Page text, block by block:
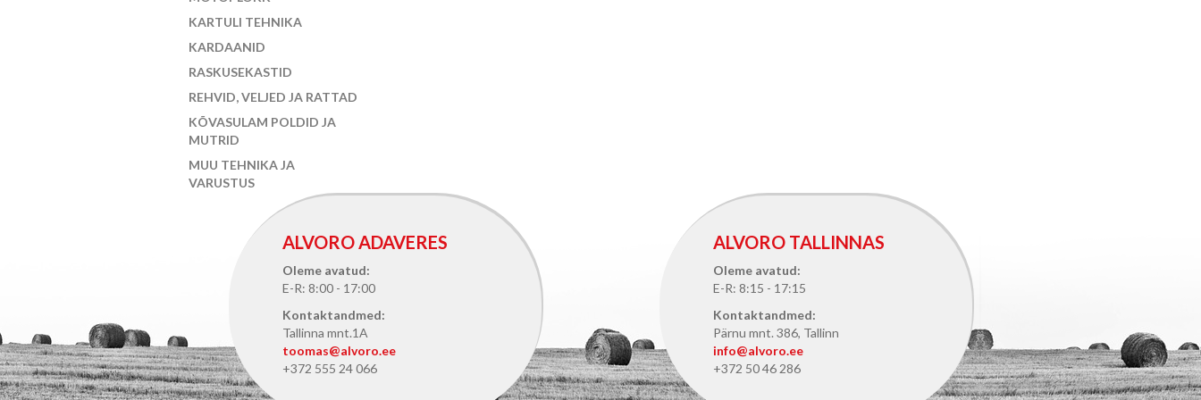
KARTULI TEHNIKA
KARDAANID
RASKUSEKASTID
REHVID, VELJED JA RATTAD
KÕVASULAM POLDID JA
MUTRID
MUU TEHNIKA JA
VARUSTUS
ALVORO ADAVERES
Oleme avatud:
E-R: 8:00 - 17:00
Kontaktandmed:
Tallinna mnt.1A
toomas@alvoro.ee
+372 555 24 066
ALVORO TALLINNAS
Oleme avatud:
E-R: 8:15 - 17:15
Kontaktandmed:
Pärnu mnt. 386, Tallinn
info@alvoro.ee
+372 50 46 286